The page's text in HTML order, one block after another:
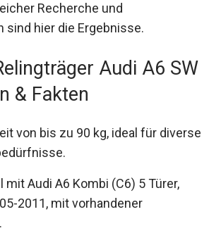
Recherche und
sind hier die Ergebnisse.
Audi A6 SW
& Fakten
von bis zu 90 kg, ideal für diverse
mit Audi A6 Kombi (C6) 5 Türer,
2011, mit vorhandener